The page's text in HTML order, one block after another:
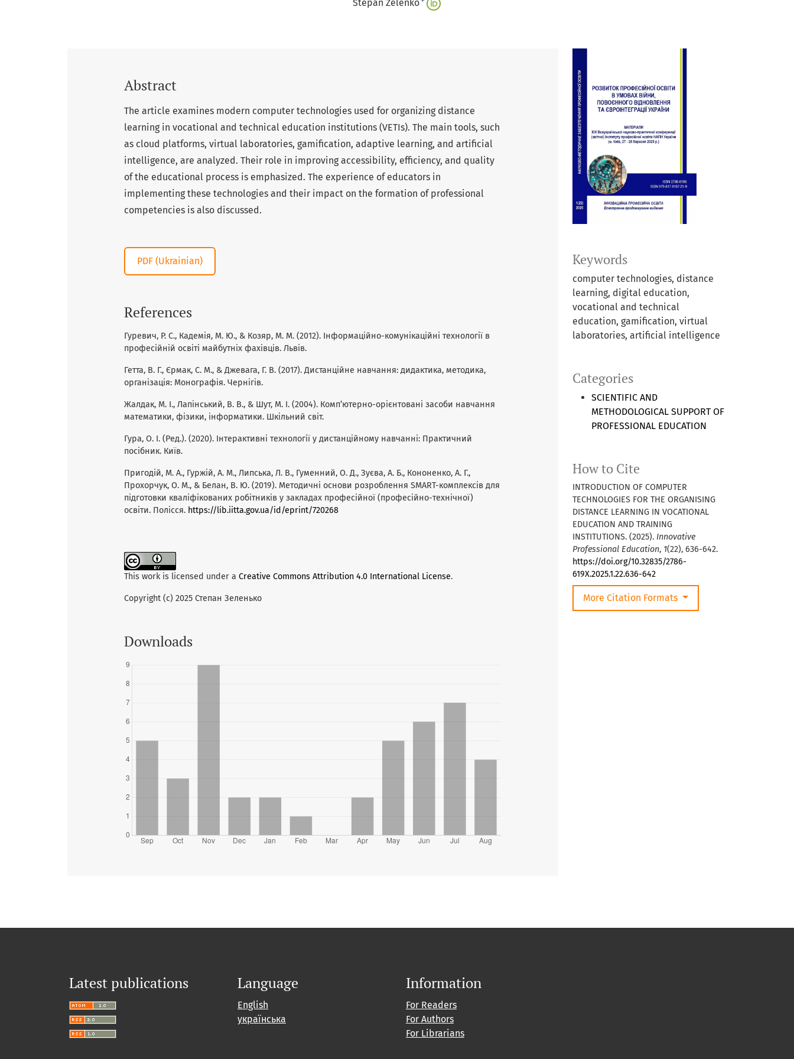
Stepan Zelenko
Keywords
computer technologies, distance
learning, digital education,
vocational and technical
education, gamification, virtual
laboratories, artificial intelligence
Categories
SCIENTIFIC AND
METHODOLOGICAL SUPPORT OF
PROFESSIONAL EDUCATION
How to Cite
INTRODUCTION OF COMPUTER
TECHNOLOGIES FOR THE ORGANISING
DISTANCE LEARNING IN VOCATIONAL
EDUCATION AND TRAINING
INSTITUTIONS. (2025). Innovative
Professional Education, 1(22), 636-642.
https://doi.org/10.32835/2786-
619X.2025.1.22.636-642
More Citation Formats
Abstract
The article examines modern computer technologies used for organizing distance
learning in vocational and technical education institutions (VETIs). The main tools, such
as cloud platforms, virtual laboratories, gamification, adaptive learning, and artificial
intelligence, are analyzed. Their role in improving accessibility, efficiency, and quality
of the educational process is emphasized. The experience of educators in
implementing these technologies and their impact on the formation of professional
competencies is also discussed.
PDF (Ukrainian)
References
Гуревич, Р. С., Кадемія, М. Ю., & Козяр, М. М. (2012). Інформаційно-комунікаційні технології в
професійній освіті майбутніх фахівців. Львів.
Гетта, В. Г., Єрмак, С. М., & Джевага, Г. В. (2017). Дистанційне навчання: дидактика, методика,
організація: Монографія. Чернігів.
Жалдак, М. І., Лапінський, В. В., & Шут, М. І. (2004). Комп’ютерно-орієнтовані засоби навчання
математики, фізики, інформатики. Шкільний світ.
Гура, О. І. (Ред.). (2020). Інтерактивні технології у дистанційному навчанні: Практичний
посібник. Київ.
Пригодій, М. А., Гуржій, А. М., Липська, Л. В., Гуменний, О. Д., Зуєва, А. Б., Кононенко, А. Г.,
Прохорчук, О. М., & Белан, В. Ю. (2019). Методичні основи розроблення SMART-комплексів для
підготовки кваліфікованих робітників у закладах професійної (професійно-технічної)
освіти. Полісся. https://lib.iitta.gov.ua/id/eprint/720268
This work is licensed under a Creative Commons Attribution 4.0 International License.
Copyright (c) 2025 Степан Зеленько
Downloads
Latest publications Language
English
українська
Information
For Readers
For Authors
For Librarians